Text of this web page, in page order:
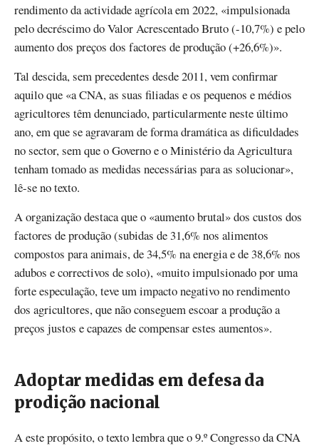
rendimento da actividade agrícola em 2022, «impulsionada
pelo decréscimo do Valor Acrescentado Bruto (-10,7%) e pelo
aumento dos preços dos factores de produção (+26,6%)».
Tal descida, sem precedentes desde 2011, vem confirmar
aquilo que «a CNA, as suas filiadas e os pequenos e médios
agricultores têm denunciado, particularmente neste último
ano, em que se agravaram de forma dramática as dificuldades
no sector, sem que o Governo e o Ministério da Agricultura
tenham tomado as medidas necessárias para as solucionar»,
lê-se no texto.
A organização destaca que o «aumento brutal» dos custos dos
factores de produção (subidas de 31,6% nos alimentos
compostos para animais, de 34,5% na energia e de 38,6% nos
adubos e correctivos de solo), «muito impulsionado por uma
forte especulação, teve um impacto negativo no rendimento
dos agricultores, que não conseguem escoar a produção a
preços justos e capazes de compensar estes aumentos».
Adoptar medidas em defesa da
prodição nacional
A este propósito, o texto lembra que o 9.º Congresso da CNA